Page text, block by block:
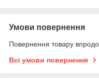
Умови повернення
Повернення товару
Всі умови повернення